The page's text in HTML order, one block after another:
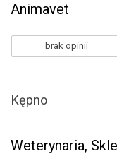
Animavet
brak opinii
Kępno
Weterynaria,